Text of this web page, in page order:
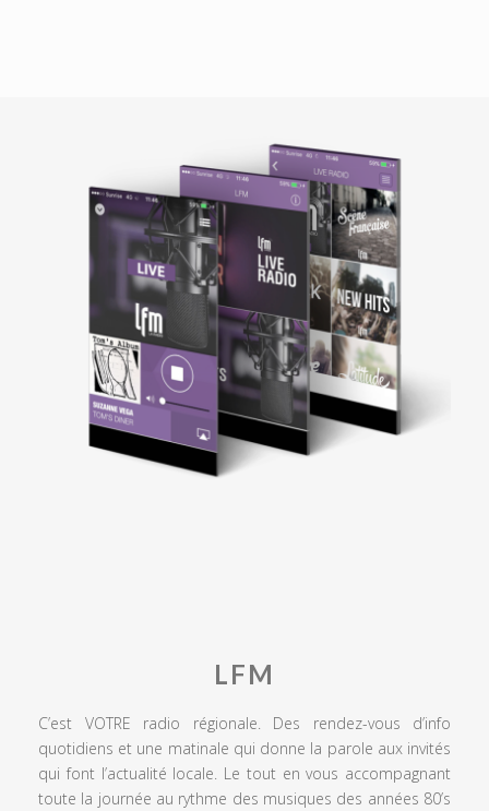
LFM
C’est VOTRE radio régionale. Des rendez-vous d’info
quotidiens et une matinale qui donne la parole aux invités
qui font l’actualité locale. Le tout en vous accompagnant
toute la journée au rythme des musiques des années 80’s